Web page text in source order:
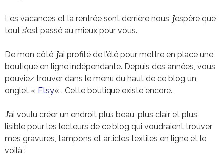
Les vacances et la rentrée sont derrière nous, j’espère que
tout s’est passé au mieux pour vous.
De mon côté, j’ai profité de l’été pour mettre en place une
boutique en ligne indépendante. Depuis des années, vous
pouviez trouver dans le menu du haut de ce blog un
onglet « Etsy« . Cette boutique existe encore.
J’ai voulu créer un endroit plus beau, plus clair et plus
lisible pour les lecteurs de ce blog qui voudraient trouver
mes gravures, tampons et articles textiles en ligne et le
voilà :